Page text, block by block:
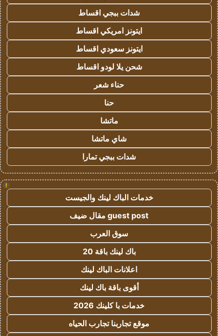
شدات ببجي اقساط
ايتونز امريكي اقساط
ايتونز سعودي اقساط
شحن يلا لودو اقساط
حناء شعر
حنا
ماتشا
شاي ماتشا
شدات ببجي تمارا
!
خدمات الباك لينك والجيست
guest post مقال ضيف
سوق العرب
باك لينك باقة 20
اعلانات الباك لينك
أقوى باقة باك لينك
خدمات با كلينك 2026
موقع تجاربنا تجارب الحياه